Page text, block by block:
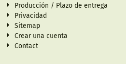
Producción / Plazo de entrega
Privacidad
Sitemap
Crear una cuenta
Contact